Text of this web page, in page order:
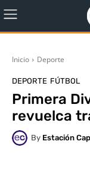
Inicio Deporte
DEPORTE FÚTBOL
Primera
revuelca
By Estación